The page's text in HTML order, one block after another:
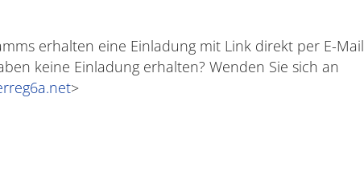
erhalten eine Einladung mit Link direkt per E-Mail
keine Einladung erhalten? Wenden Sie sich an
>